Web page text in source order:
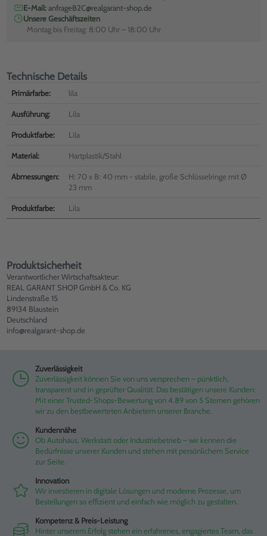
E-Mail:anfrageB2C@realgarant-shop.de
Unsere Geschäftszeiten
Montag bis Freitag: 8:00 Uhr – 18:00 Uhr
Technische Details
Primärfarbe: lila
Ausführung: Lila
Produktfarbe: Lila
Material: Hartplastik/Stahl
Abmessungen:
H: 70 x B: 40 mm - stabile, große Schlüsselringe mit Ø
23 mm
Produktfarbe: Lila
Produktsicherheit
Verantwortlicher Wirtschaftsakteur:
REAL GARANT SHOP GmbH & Co. KG
Lindenstraße 15
89134 Blaustein
Deutschland
info@realgarant-shop.de
Zuverlässigkeit
Zuverlässigkeit können Sie von uns versprechen – pünktlich,
transparent und in geprüfter Qualität. Das bestätigen unsere Kunden:
Mit einer Trusted-Shops-Bewertung von 4.89 von 5 Sternen gehören
wir zu den bestbewerteten Anbietern unserer Branche.
Kundennähe
Ob Autohaus, Werkstatt oder Industriebetrieb – wir kennen die
Bedürfnisse unserer Kunden und stehen mit persönlichem Service
zur Seite.
Innovation
Wir investieren in digitale Lösungen und moderne Prozesse, um
Bestellungen so effizient und einfach wie möglich zu gestalten.
Kompetenz & Preis-Leistung
Hinter unserem Erfolg stehen ein erfahrenes, engagiertes Team, das